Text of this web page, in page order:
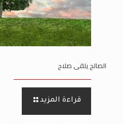
الصالح يلقى صلاح
قراءة المزيد